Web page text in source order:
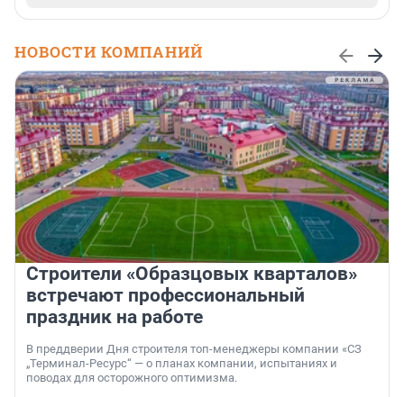
НОВОСТИ КОМПАНИЙ
Строители «Образцовых кварталов»
встречают профессиональный
праздник на работе
В преддверии Дня строителя топ-менеджеры компании «СЗ
„Терминал-Ресурс“ — о планах компании, испытаниях и
поводах для осторожного оптимизма.